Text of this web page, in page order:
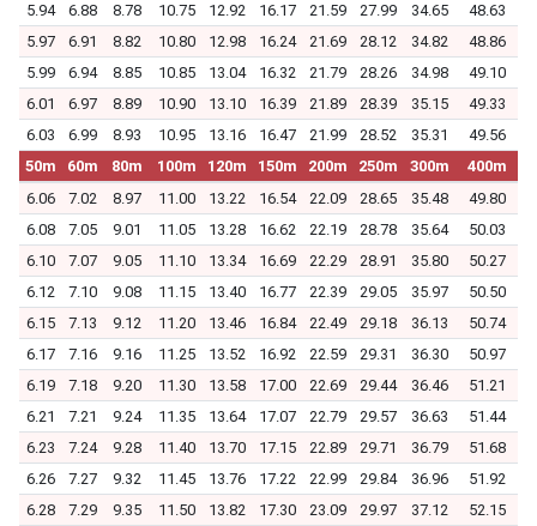
5.94
6.88 8.78 10.75 12.92 16.17 21.59 27.99 34.65
48.63
5.97
6.91 8.82 10.80 12.98 16.24 21.69 28.12 34.82
48.86
5.99
6.94 8.85 10.85 13.04 16.32 21.79 28.26 34.98
49.10
6.01
6.97 8.89 10.90 13.10 16.39 21.89 28.39 35.15
49.33
6.03
6.99 8.93 10.95 13.16 16.47 21.99 28.52 35.31
49.56
50m
60m 80m 100m 120m 150m 200m 250m 300m
400m
6.06
7.02 8.97 11.00 13.22 16.54 22.09 28.65 35.48
49.80
6.08
7.05 9.01 11.05 13.28 16.62 22.19 28.78 35.64
50.03
6.10
7.07 9.05 11.10 13.34 16.69 22.29 28.91 35.80
50.27
6.12
7.10 9.08 11.15 13.40 16.77 22.39 29.05 35.97
50.50
6.15
7.13 9.12 11.20 13.46 16.84 22.49 29.18 36.13
50.74
6.17
7.16 9.16 11.25 13.52 16.92 22.59 29.31 36.30
50.97
6.19
7.18 9.20 11.30 13.58 17.00 22.69 29.44 36.46
51.21
6.21
7.21 9.24 11.35 13.64 17.07 22.79 29.57 36.63
51.44
6.23
7.24 9.28 11.40 13.70 17.15 22.89 29.71 36.79
51.68
6.26
7.27 9.32 11.45 13.76 17.22 22.99 29.84 36.96
51.92
6.28
7.29 9.35 11.50 13.82 17.30 23.09 29.97 37.12
52.15